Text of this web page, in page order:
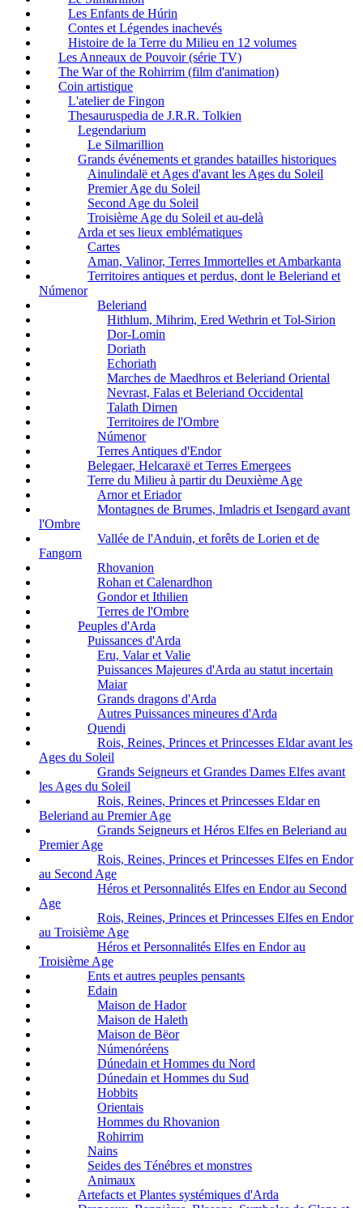
Les Enfants de Húrin
Contes et Légendes inachevés
Histoire de la Terre du Milieu en 12 volumes
Les Anneaux de Pouvoir (série TV)
The War of the Rohirrim (film d'animation)
Coin artistique
L'atelier de Fingon
Thesauruspedia de J.R.R. Tolkien
Legendarium
Le Silmarillion
Grands événements et grandes batailles historiques
Ainulindalë et Ages d'avant les Ages du Soleil
Premier Age du Soleil
Second Age du Soleil
Troisième Age du Soleil et au-delà
Arda et ses lieux emblématiques
Cartes
Aman, Valinor, Terres Immortelles et Ambarkanta
Territoires antiques et perdus, dont le Beleriand et
Númenor
Beleriand
Hithlum, Mihrim, Ered Wethrin et Tol-Sirion
Dor-Lomin
Doriath
Echoriath
Marches de Maedhros et Beleriand Oriental
Nevrast, Falas et Beleriand Occidental
Talath Dirnen
Territoires de l'Ombre
Númenor
Terres Antiques d'Endor
Belegaer, Helcaraxë et Terres Emergees
Terre du Milieu à partir du Deuxième Age
Arnor et Eriador
Montagnes de Brumes, Imladris et Isengard avant
l'Ombre
Vallée de l'Anduin, et forêts de Lorien et de
Fangorn
Rhovanion
Rohan et Calenardhon
Gondor et Ithilien
Terres de l'Ombre
Peuples d'Arda
Puissances d'Arda
Eru, Valar et Valie
Puissances Majeures d'Arda au statut incertain
Maiar
Grands dragons d'Arda
Autres Puissances mineures d'Arda
Quendi
Rois, Reines, Princes et Princesses Eldar avant les
Ages du Soleil
Grands Seigneurs et Grandes Dames Elfes avant
les Ages du Soleil
Rois, Reines, Princes et Princesses Eldar en
Beleriand au Premier Age
Grands Seigneurs et Héros Elfes en Beleriand au
Premier Age
Rois, Reines, Princes et Princesses Elfes en Endor
au Second Age
Héros et Personnalités Elfes en Endor au Second
Age
Rois, Reines, Princes et Princesses Elfes en Endor
au Troisième Age
Héros et Personnalités Elfes en Endor au
Troisième Age
Ents et autres peuples pensants
Edain
Maison de Hador
Maison de Haleth
Maison de Bëor
Númenóréens
Dúnedain et Hommes du Nord
Dúnedain et Hommes du Sud
Hobbits
Orientais
Hommes du Rhovanion
Rohirrim
Nains
Seides des Ténébres et monstres
Animaux
Artefacts et Plantes systémiques d'Arda